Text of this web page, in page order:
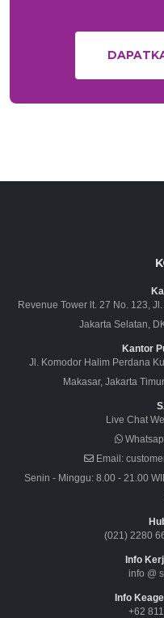
Revenue Tower lt. 27 No. 123,
Jakarta Selatan,
Kantor
Jl. Komodor Halim Perdana
Makasar, Jakarta
Live Chat
Email:
Senin - Minggu: 8.00 - 21.00
(021) 2280
Info
info @
Info
+62